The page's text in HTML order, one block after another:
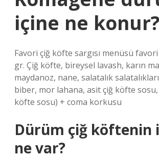
içine ne konur?
Favori çiğ köfte sargısı menüsü
gr. Çiğ köfte, bireysel lavash, karın
maydanoz, nane, salatalık
biber, mor lahana, asit çiğ köfte
köfte sosu) + coma korkusu
Dürüm çiğ köftenin
ne var?